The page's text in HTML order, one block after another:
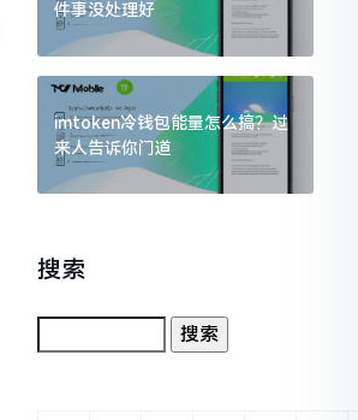
件事没处理好
imtoken冷钱包能量怎么搞？过
来人告诉你门道
搜索